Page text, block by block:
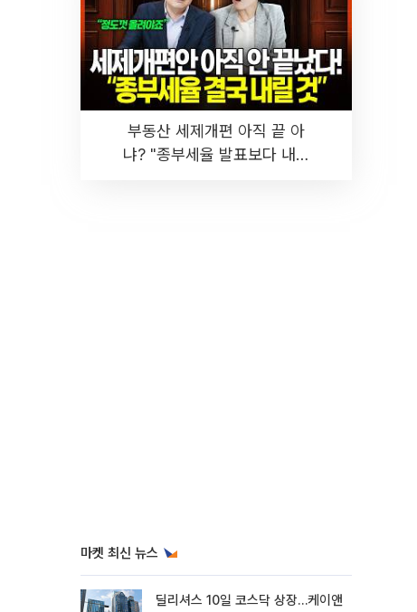
부동산 세제개편 아직 끝 아
냐? "종부세율 발표보다 내릴
마켓 최신 뉴스
딜리셔스 10일 코스닥 상장…케이앤